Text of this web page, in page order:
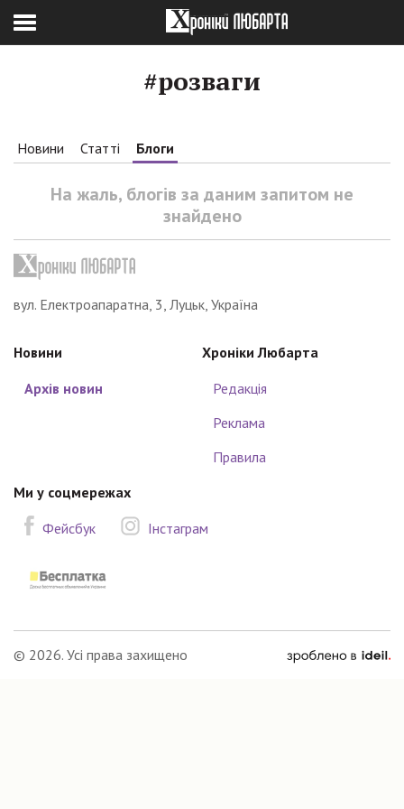
#розваги
Новини Статті Блоги
На жаль, блогів за даним запитом не
знайдено
вул. Електроапаратна, 3, Луцьк, Україна
Новини
Архів новин
Хроніки Любарта
Редакція
Реклама
Правила
Ми у соцмережах
Фейсбук
Інстаграм
© 2026. Усі права захищено
зроблено